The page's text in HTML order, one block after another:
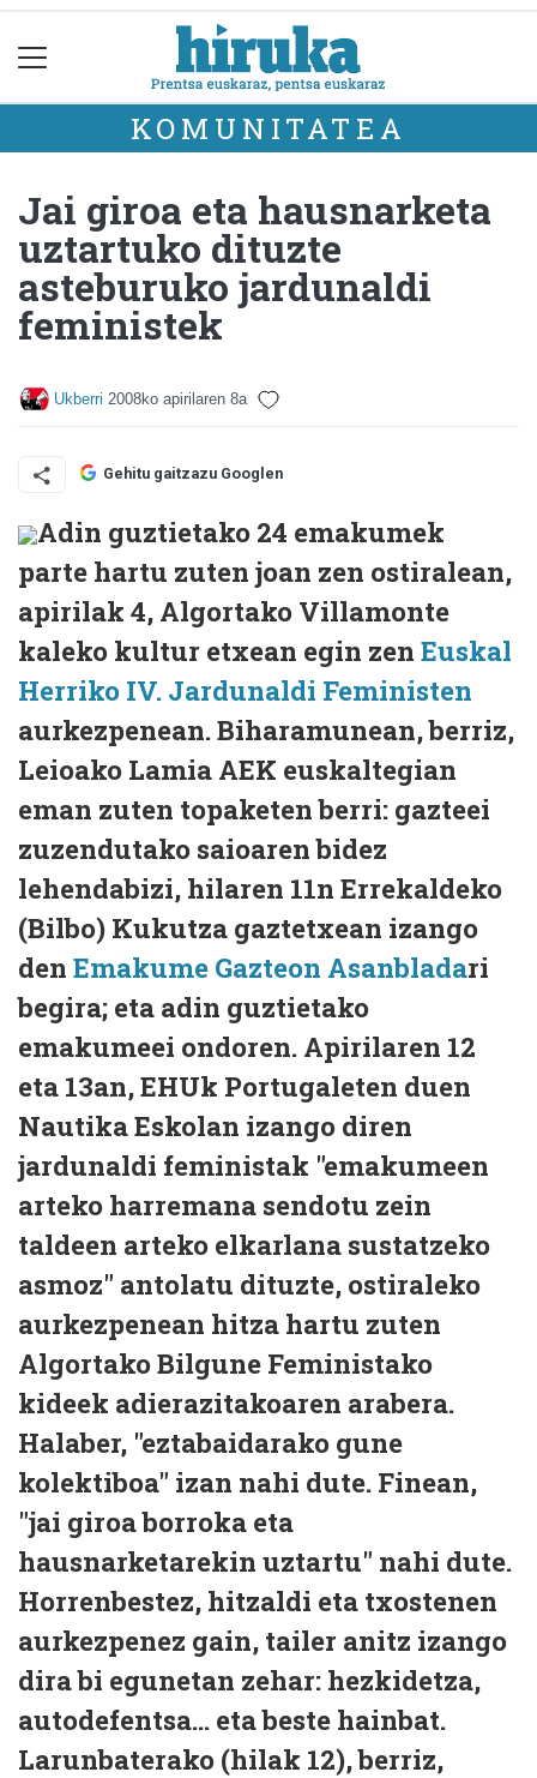
KOMUNITATEA
Jai giroa eta hausnarketa
uztartuko dituzte
asteburuko jardunaldi
feministek
Ukberri 2008ko apirilaren 8a
Gehitu gaitzazu Googlen
Adin guztietako 24 emakumek
parte hartu zuten joan zen ostiralean,
apirilak 4, Algortako Villamonte
kaleko kultur etxean egin zen Euskal
Herriko IV. Jardunaldi Feministen
aurkezpenean. Biharamunean, berriz,
Leioako Lamia AEK euskaltegian
eman zuten topaketen berri: gazteei
zuzendutako saioaren bidez
lehendabizi, hilaren 11n Errekaldeko
(Bilbo) Kukutza gaztetxean izango
den Emakume Gazteon Asanbladari
begira; eta adin guztietako
emakumeei ondoren. Apirilaren 12
eta 13an, EHUk Portugaleten duen
Nautika Eskolan izango diren
jardunaldi feministak "emakumeen
arteko harremana sendotu zein
taldeen arteko elkarlana sustatzeko
asmoz" antolatu dituzte, ostiraleko
aurkezpenean hitza hartu zuten
Algortako Bilgune Feministako
kideek adierazitakoaren arabera.
Halaber, "eztabaidarako gune
kolektiboa" izan nahi dute. Finean,
"jai giroa borroka eta
hausnarketarekin uztartu" nahi dute.
Horrenbestez, hitzaldi eta txostenen
aurkezpenez gain, tailer anitz izango
dira bi egunetan zehar: hezkidetza,
autodefentsa... eta beste hainbat.
Larunbaterako (hilak 12), berriz,